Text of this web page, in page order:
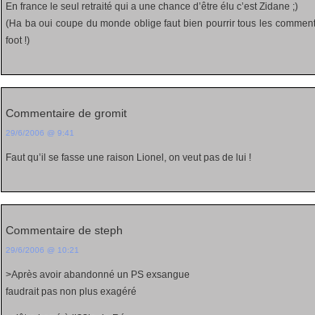
En france le seul retraité qui a une chance d’être élu c’est Zidane ;)
(Ha ba oui coupe du monde oblige faut bien pourrir tous les
foot !)
Commentaire de gromit
29/6/2006 @ 9:41
Faut qu’il se fasse une raison Lionel, on veut pas de lui !
Commentaire de steph
29/6/2006 @ 10:21
>Après avoir abandonné un PS exsangue
faudrait pas non plus exagéré